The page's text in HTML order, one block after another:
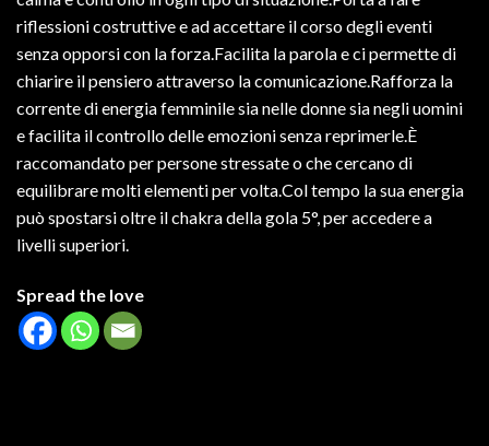
riflessioni costruttive e ad accettare il corso degli eventi
senza opporsi con la forza.Facilita la parola e ci permette di
chiarire il pensiero attraverso la comunicazione.Rafforza la
corrente di energia femminile sia nelle donne sia negli uomini
e facilita il controllo delle emozioni senza reprimerle.È
raccomandato per persone stressate o che cercano di
equilibrare molti elementi per volta.Col tempo la sua energia
può spostarsi oltre il chakra della gola 5°, per accedere a
livelli superiori.
Spread the love